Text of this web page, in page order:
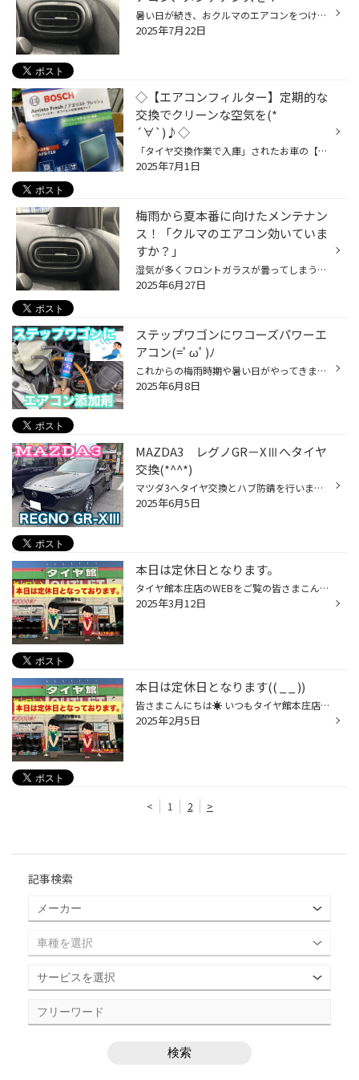
暑い日が続き、おクルマのエアコンをつける機会も増えてきていると思います。 今回は暑い夏に向けた、おクルマのエアコン向け、おススメ商品のご紹介です！ 【おクルマのエアコン、メンテナンスにオススメ商品！】 エアコンには、コンプレッサーという、エアコンを動かす心臓のようなものがあり、 ...
2025年7月22日
◇【エアコンフィルター】定期的な
交換でクリーンな空気を(*
´∀`)♪◇
「タイヤ交換作業で入庫」されたお車の【安全点検作業】を実施(￣^￣)ゞ バッテリーやオイル類は問題ありませんでしたが… 【エアコンフィルター】に関しては、ホコリなどが盛り沢山((((；ﾟДﾟ)))))))。。 ◇この様な状態になってしまうと「嫌なニオイや風量低下の原因に‼︎」◇ ※エアコンフィルターの交...
2025年7月1日
梅雨から夏本番に向けたメンテナン
ス！「クルマのエアコン効いていま
すか？」
湿気が多くフロントガラスが曇ってしまう梅雨時期、 また、気温が高く暑い日も増え、夏はもうすぐそこです！ 少しずつ、クルマのエアコンをつける機会も増えてきていると思いますので、 是非、夏本番を迎える前におクルマのエアコンのメンテナンスをおススメします！ 【より快適に♪今がおススメ！カ...
2025年6月27日
ステップワゴンにワコーズパワーエ
アコン(=ﾟωﾟ)ﾉ
これからの梅雨時期や暑い日がやってきます 外気温が高いとエアコンが冷えにくくなりませんか？ エアコン添加剤を入れると冷えが早くなったり走行中のパワーロスも軽減してくれます R１３４の他、最近のおクルマはR１２３４の新しい規格を使用しています どちらにも対応できますので冷えにくい方や...
2025年6月8日
MAZDA3 レグノGR－XⅢへタイヤ
交換(*^^*)
マツダ3へタイヤ交換とハブ防錆を行いました 交換するREGNO GR-XⅢです ハブ廻りの錆を取り、錆止めのコーティングをかけました コレからドライブや旅行が楽しみですね オイル交換からタイヤ交換までお車のメンテナンスのご予約はこちらから 次回のご来店、スタッフ一同心よりお待ちしております！ ...
2025年6月5日
本日は定休日となります。
タイヤ館本庄店のWEBをご覧の皆さまこんにちは♪ ご迷惑をおかけいたしますが、よろしくお願い致しますm(_ _)m オイル交換からタイヤ交換までお車のメンテナンスのご予約はこちらから 次回のご来店、スタッフ一同心よりお待ちしております！ 本庄市五十子1-2 タイヤ館 本庄（グーグルマップ） タイヤ...
2025年3月12日
本日は定休日となります(( _ _ ))
皆さまこんにちは☀︎ いつもタイヤ館本庄店のWEBをご覧いただきありがとうございます♪ ご迷惑をお掛けしますがよろしくお願い致します。
2025年2月5日
< 1 2 >
記事検索